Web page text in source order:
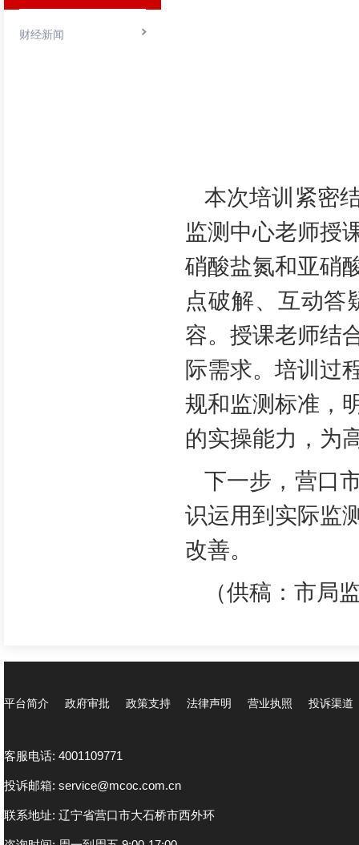
财经新闻
本次培训紧密
监测中心老师授
硝酸盐氮和亚硝
点破解、互动答
容。授课老师结
际需求。培训过
规和监测标准，
的实操能力，为
下一步，营口
识运用到实际监
改善。
（供稿：市局
平台简介 政府审批 政策支持 法律声明 营业执照 投诉渠道
客服电话: 4001109771
投诉邮箱: service@mcoc.com.cn
联系地址: 辽宁省营口市大石桥市西外环